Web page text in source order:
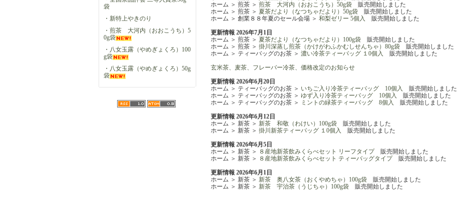
袋
・新特上やきのり
・煎茶 大河内（おおこうち）5
0g袋
・八女玉露（やめぎょくろ）100
g袋
・八女玉露（やめぎょくろ）50g
袋
ホーム ＞ 煎茶 ＞ 煎茶 大河内（おおこうち）50g袋 販売開始しました
ホーム ＞ 煎茶 ＞ 夏茶だより（なつちゃだより）50g袋 販売開始しました
ホーム ＞ 創業８８年夏のセール会場 ＞ 和梨ゼリー 5個入
販売開始しました
更新情報 2026年7月1日
ホーム ＞ 煎茶 ＞ 夏茶だより（なつちゃだより）100g袋 販売開始しました
ホーム ＞ 煎茶 ＞ 掛川深蒸し煎茶（かけがわふかむしせんちゃ）80g袋 販売開始しました
ホーム ＞ ティーバッグのお茶 ＞ 濃い冷茶ティーバッグ １0個入
販売開始しました
玄米茶、麦茶、フレーバー冷茶、価格改定のお知らせ
更新情報 2026年6月20日
ホーム ＞ ティーバッグのお茶 ＞ いちご入り冷茶ティーバッグ 10個入
販売開始しました
ホーム ＞ ティーバッグのお茶 ＞ ゆず入り冷茶ティーバッグ 10個入
販売開始しました
ホーム ＞ ティーバッグのお茶 ＞
ミントの緑茶ティーバッグ 8個入
販売開始しました
更新情報 2026年6月12日
ホーム ＞ 新茶 ＞ 新茶 和敬（わけい）100g袋 販売開始しました
ホーム ＞ 新茶 ＞ 掛川新茶ティーバッグ １0個入
販売開始しました
更新情報 2026年6月5日
ホーム ＞ 新茶 ＞
８産地新茶飲みくらべセット リーフタイプ販売開始しました
ホーム ＞ 新茶 ＞
８産地新茶飲みくらべセット ティーバッグタイプ販売開始しました
更新情報 2026年6月1日
ホーム ＞ 新茶 ＞ 新茶 奥八女茶（おくやめちゃ）100g袋 販売開始しました
ホーム ＞ 新茶 ＞ 新茶 宇治茶（うじちゃ）100g袋 販売開始しました